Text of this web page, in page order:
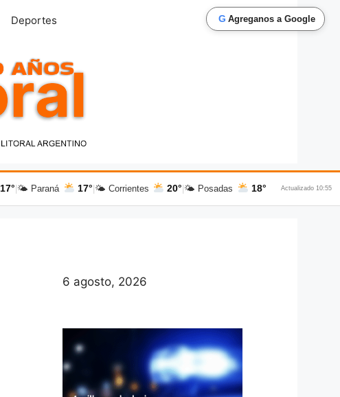
G Agreganos a Google
Deportes
17° 🌤 Paraná 17° 🌤 Corrientes 20° 🌤 Posadas 18° Actualizado 10:55
6 agosto, 2026